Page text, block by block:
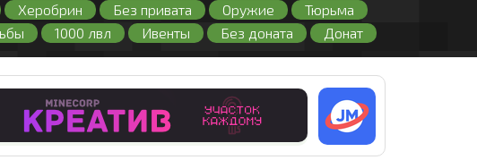
Херобрин Без привата Оружие
Тюрьма
1000 лвл Ивенты Без доната
Донат
онлайном PVP PVE
RPG
Без лицензии Кейсы Читы